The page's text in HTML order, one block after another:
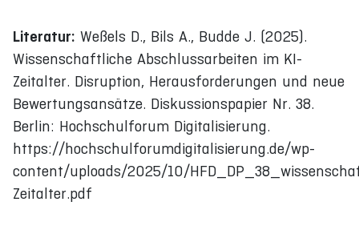
Literatur: Weßels D., Bils A., Budde J. (2025).
Wissenschaftliche Abschlussarbeiten im KI-
Zeitalter. Disruption, Herausforderungen und neue
Bewertungsansätze. Diskussionspapier Nr. 38.
Berlin: Hochschulforum Digitalisierung.
https://hochschulforumdigitalisierung.de/wp-
content/uploads/2025/10/
Zeitalter.pdf